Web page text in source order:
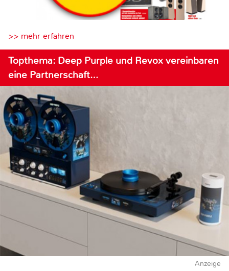
>> mehr erfahren
Topthema: Deep Purple und Revox vereinbaren
eine Partnerschaft…
Anzeige